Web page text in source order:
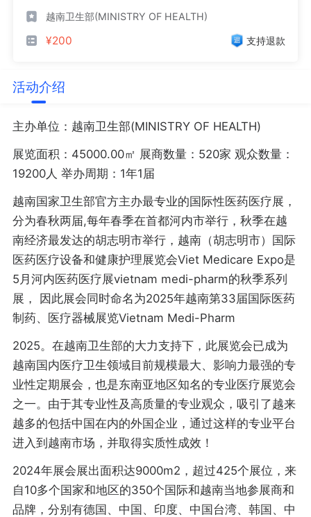
越南卫生部(MINISTRY OF HEALTH)
¥200 支持退款
活动介绍
主办单位：越南卫生部(MINISTRY OF HEALTH)
展览面积：45000.00㎡ 展商数量：520家 观众数量：
19200人 举办周期：1年1届
越南国家卫生部官方主办最专业的国际性医药医疗展，
分为春秋两届,每年春季在首都河内市举行，秋季在越
南经济最发达的胡志明市举行，越南（胡志明市）国际
医药医疗设备和健康护理展览会Viet Medicare Expo是
5月河内医药医疗展vietnam medi-pharm的秋季系列
展， 因此展会同时命名为2025年越南第33届国际医药
制药、医疗器械展览Vietnam Medi-Pharm
2025。在越南卫生部的大力支持下，此展览会已成为
越南国内医疗卫生领域目前规模最大、影响力最强的专
业性定期展会，也是东南亚地区知名的专业医疗展览会
之一。由于其专业性及高质量的专业观众，吸引了越来
越多的包括中国在内的外国企业，通过这样的专业平台
进入到越南市场，并取得实质性成效！
2024年展会展出面积达9000m2，超过425个展位，来
自10多个国家和地区的350个国际和越南当地参展商和
品牌，分别有德国、中国、印度、中国台湾、韩国、中